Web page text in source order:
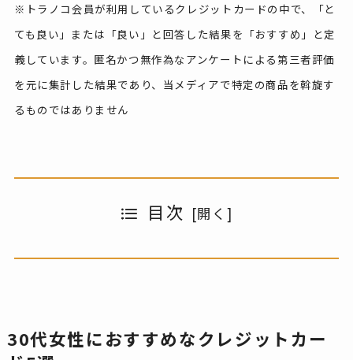
※トラノコ会員が利用しているクレジットカードの中で、「と
ても良い」または「良い」と回答した結果を「おすすめ」と定
義しています。匿名かつ無作為なアンケートによる第三者評価
を元に集計した結果であり、当メディアで特定の商品を斡旋す
るものではありません
目次
30代女性におすすめなクレジットカー